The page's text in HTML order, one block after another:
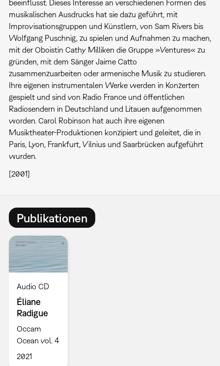
beeinflusst. Dieses Interesse an verschiedenen Formen des
musikalischen Ausdrucks hat sie dazu geführt, mit
Improvisationsgruppen und Künstlern, von Sam Rivers bis
Wolfgang Puschnig, zu spielen und Aufnahmen zu machen,
mit der Oboistin Cathy Milliken die Gruppe »Ventures« zu
gründen, mit dem Sänger Jaime Catto
zusammenzuarbeiten oder armenische Musik zu studieren.
Ihre eigenen instrumentalen Werke werden in Konzerten
gespielt und sind von Radio France und öffentlichen
Radiosendern in Deutschland und Litauen aufgenommen
worden. Carol Robinson hat auch ihre eigenen
Musiktheater-Produktionen konzipiert und geleitet, die in
Paris, Lyon, Frankfurt, Vilnius und Saarbrücken aufgeführt
wurden.
[2001]
Publikationen
Audio CD
Éliane
Radigue
Occam
Ocean vol. 4
2021